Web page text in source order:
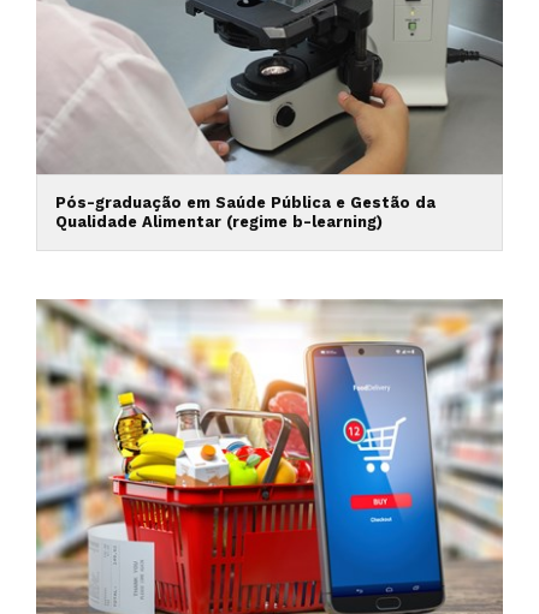
Pós-graduação em Saúde Pública e Gestão da
Qualidade Alimentar (regime b-learning)